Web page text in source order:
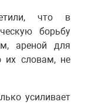
что в
борьбу
ареной для
их словам, не
усиливает